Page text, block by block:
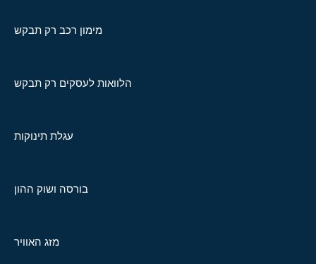
מימון רכב רק תבקש
הלוואות לעסקים רק תבקש
עגלת תינוקות
בורסה ושוק ההון
מזג האוויר